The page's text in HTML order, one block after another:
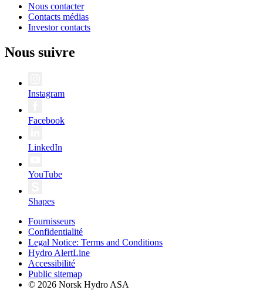
Nous contacter
Contacts médias
Investor contacts
Nous suivre
Instagram
Facebook
LinkedIn
YouTube
Shapes
Fournisseurs
Confidentialité
Legal Notice: Terms and Conditions
Hydro AlertLine
Accessibilité
Public sitemap
© 2026 Norsk Hydro ASA